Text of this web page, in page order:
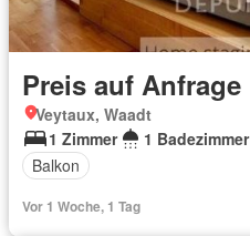
Preis auf Anfrage
Veytaux, Waadt
1 Zimmer
1 Badezimmer
Balkon
Vor 1 Woche, 1 Tag